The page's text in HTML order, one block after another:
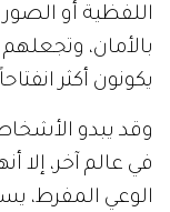
اللفظية أو
بالأمان، وتجعلهم
يكونون أكثر
وقد يبدو
في عالم آخر،
الوعي المفرط،